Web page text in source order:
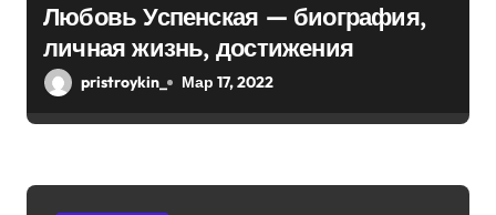
Любовь Успенская — биография,
личная жизнь, достижения
pristroykin_ Мар 17, 2022